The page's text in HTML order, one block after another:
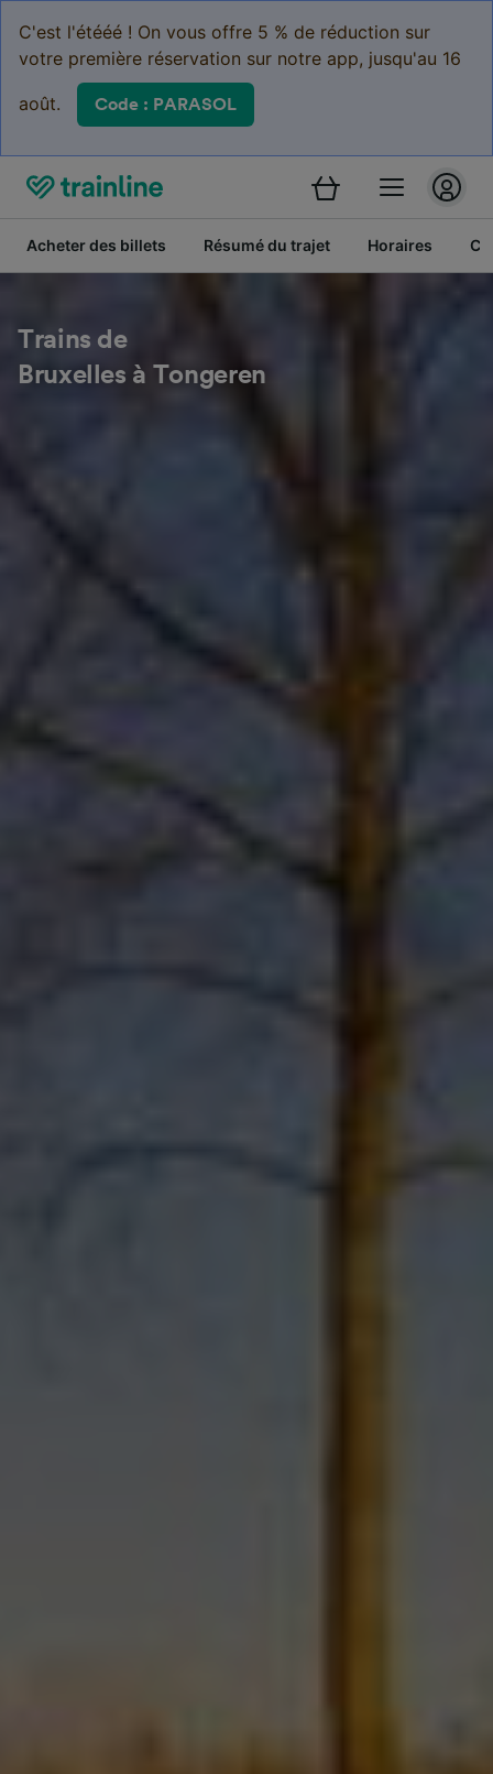
C'est l'étééé ! On vous offre 5 % de réduction sur
votre première réservation sur notre app, jusqu'au 16
août. Code : PARASOL
Acheter des billets Résumé du trajet Horaires
Trains de
Bruxelles à Tongeren